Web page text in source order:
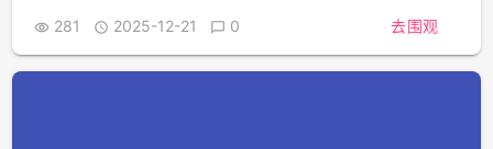
 281  2025-12-21  0 去围观